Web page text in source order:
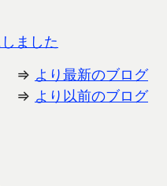
ました
⇒ より最新のブログ
⇒ より以前のブログ